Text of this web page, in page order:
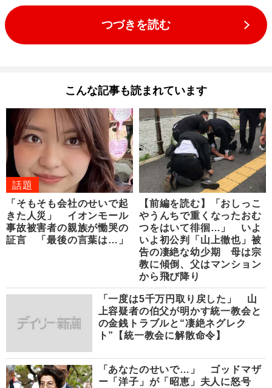
つづきを読む
こんな記事も読まれています
話題
「そもそも会社のせいで起
きた人災」 イオンモール
事故被害者の親族が慟哭の
証言 「最後の言葉は…」
【前編を読む】「おしっこ
やうんちで重くなったおむ
つをはいて徘徊…」 いよ
いよ初公判「山上徹也」被
告の凄絶な幼少期 母は宗
教に傾倒、父はマンション
から飛び降り
「一度は5千万円取り戻した」 山
上容疑者の伯父が明かす統一教会と
の金銭トラブルと“凄絶ネグレク
ト”【統一教会に解散命令】
「あなたのせいで…」 ゴッドマザ
ー「洋子」が「昭恵」夫人に怒号